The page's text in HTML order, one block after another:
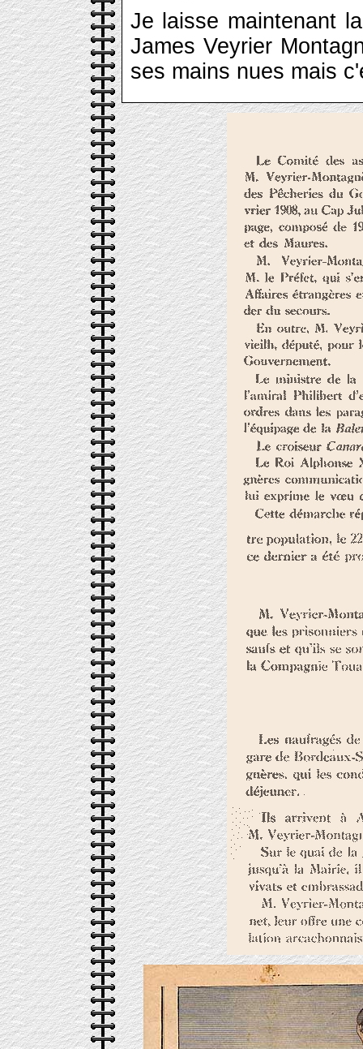
Je laisse maintenant
James Veyrier
ses mains nues mais